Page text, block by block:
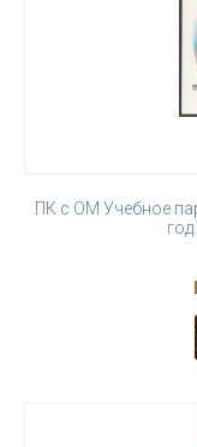
ПК с ОМ Учебное